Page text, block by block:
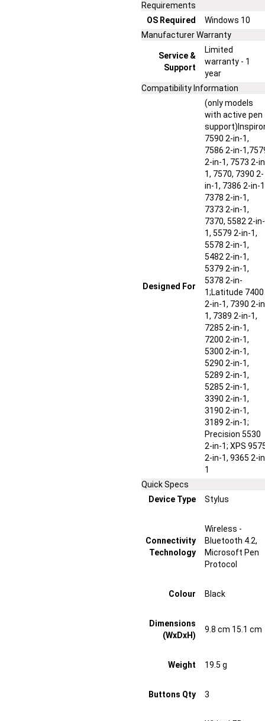
Requirements
OS Required
Windows 10
Manufacturer Warranty
Service &
Support
Limited
warranty - 1
year
Compatibility Information
Designed For
(only models
with active pen
7590 2-in-1,
7586 2-in-
2-in-1, 7573 2-
1, 7570, 7390 2-
in-1, 7386 2-in-
7378 2-in-1,
7373 2-in-1,
7370, 5582 2-in-
1, 5579 2-in-1,
5578 2-in-1,
5482 2-in-1,
5379 2-in-1,
5378 2-in-
1;Latitude 7400
2-in-1, 7390 2-
1, 7389 2-in-1,
7285 2-in-1,
7200 2-in-1,
5300 2-in-1,
5290 2-in-1,
5289 2-in-1,
5285 2-in-1,
3390 2-in-1,
3190 2-in-1,
3189 2-in-1;
Precision 5530
2-in-1; XPS
2-in-1, 9365 2-
1
Quick Specs
Device Type
Stylus
Connectivity
Technology
Wireless -
Bluetooth 4.2,
Microsoft Pen
Protocol
Colour Black
Dimensions
(WxDxH)
9.8 cm 15.1 cm
Weight 19.5 g
Buttons Qty 3